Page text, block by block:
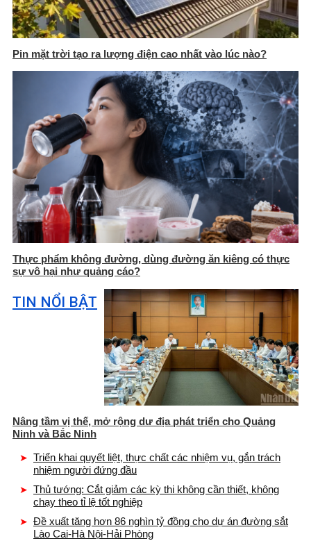
Pin mặt trời tạo ra lượng điện cao nhất vào lúc nào?
Thực phẩm không đường, dùng đường ăn kiêng có thực
sự vô hại như quảng cáo?
TIN NỔI BẬT
Nâng tầm vị thế, mở rộng dư địa phát triển cho Quảng
Ninh và Bắc Ninh
Triển khai quyết liệt, thực chất các nhiệm vụ, gắn trách
nhiệm người đứng đầu
Thủ tướng: Cắt giảm các kỳ thi không cần thiết, không
chạy theo tỉ lệ tốt nghiệp
Đề xuất tăng hơn 86 nghìn tỷ đồng cho dự án đường sắt
Lào Cai-Hà Nội-Hải Phòng